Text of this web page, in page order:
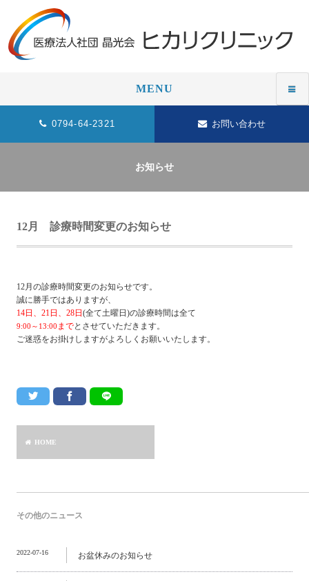
MENU
0794-64-2321 お問い合わせ
お知らせ
12月 診療時間変更のお知らせ
12月の診療時間変更のお知らせです。
誠に勝手ではありますが、
14日、21日、28日 (全て土曜日)の診療時間は全て
9:00～13:00 までとさせていただきます。
ご迷惑をお掛けしますがよろしくお願いいたします。
HOME
その他のニュース
2022-07-16 お盆休みのお知らせ